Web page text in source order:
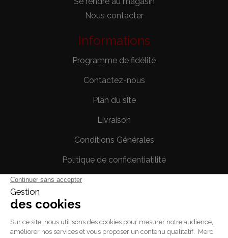
Nous contacter
Informations
Programme de fidélité
Contactez-nous
Plan du site
Livraison
Conditions Générales
Politique de confidentiatilité
Votre compte
Informations personnelles